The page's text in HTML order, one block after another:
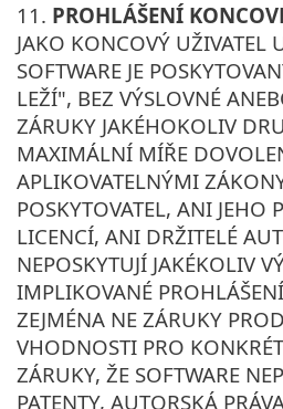
11. PROHLÁŠENÍ
JAKO KONCOVÝ UŽIVATEL
SOFTWARE JE
LEŽÍ", BEZ VÝSLOVNÉ
ZÁRUKY JAKÉHOKOLIV
MAXIMÁLNÍ MÍŘE
APLIKOVATELNÝMI
POSKYTOVATEL, ANI JEHO
LICENCÍ, ANI DRŽITELÉ
NEPOSKYTUJÍ JAKÉKOLIV
IMPLIKOVANÉ
ZEJMÉNA NE ZÁRUKY
VHODNOSTI PRO
ZÁRUKY, ŽE SOFTWARE
PATENTY, AUTORSKÁ